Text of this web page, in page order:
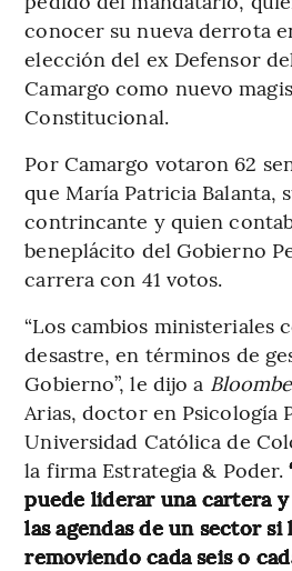
conocer su nueva derrota
elección del ex Defensor
Camargo como nuevo
Constitucional.
Por Camargo votaron 62
que María Patricia Balanta,
contrincante y quien
beneplácito del Gobierno
carrera con 41 votos.
“Los cambios ministeriales
desastre, en términos de
Gobierno”, le dijo a
Arias, doctor en Psicología
Universidad Católica de
la firma Estrategia & Poder.
puede liderar una cartera
las agendas de un sector si
removiendo cada seis o